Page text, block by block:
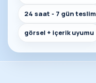
24 saat - 7 gün teslim
görsel + içerik uyumu